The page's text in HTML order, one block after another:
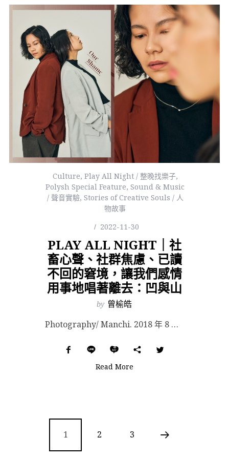
Culture, Play All Night / 整晚找樂子,
Polysh Special Feature,Sound & Music
/ 聲音實驗, Stories of Creative Souls / 人
物故事
2022-11-30
PLAY ALL NIGHT｜社
畜心聲、社群焦慮、已讀
不回的窘境，讓我們感情
用事地唱著離去：凹與山
by 曾榆皓
Photography/ Manchi. 2018 年 8 月，29 歲的理查偷了一架飛機，他從西雅...
Read More
1 2 3